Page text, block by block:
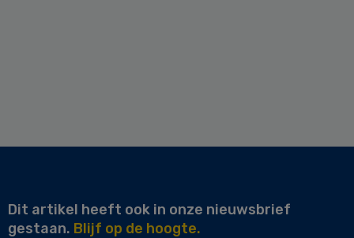
Dit artikel heeft ook in onze nieuwsbrief
gestaan. Blijf op de hoogte.